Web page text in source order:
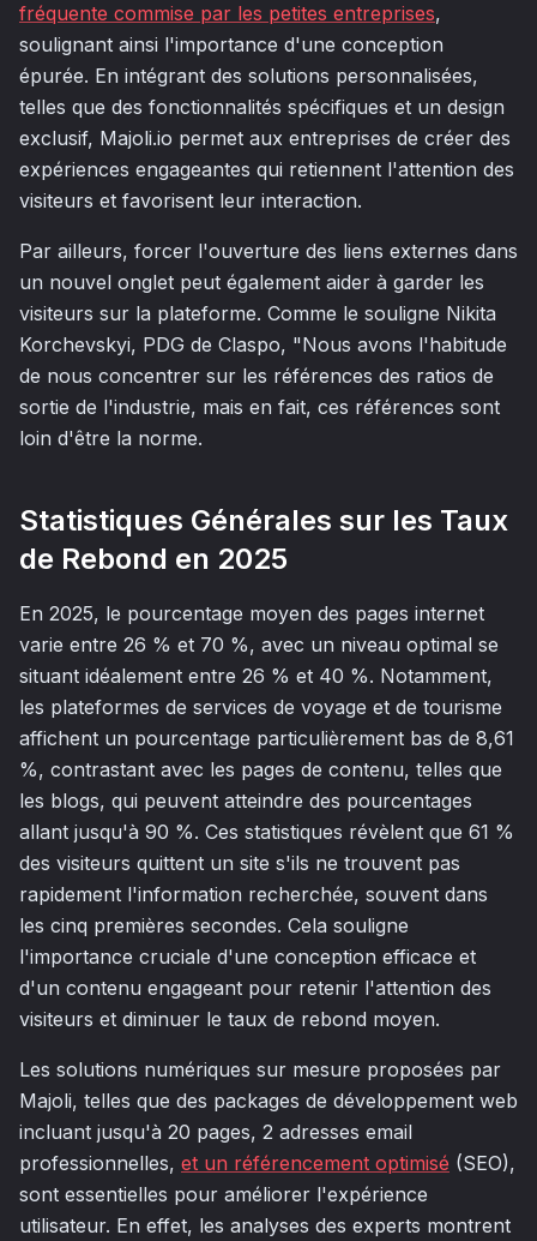
fréquente commise par les petites entreprises,
soulignant ainsi l'importance d'une conception
épurée. En intégrant des solutions personnalisées,
telles que des fonctionnalités spécifiques et un design
exclusif, Majoli.io permet aux entreprises de créer des
expériences engageantes qui retiennent l'attention des
visiteurs et favorisent leur interaction.
Par ailleurs, forcer l'ouverture des liens externes dans
un nouvel onglet peut également aider à garder les
visiteurs sur la plateforme. Comme le souligne Nikita
Korchevskyi, PDG de Claspo, "Nous avons l'habitude
de nous concentrer sur les références des ratios de
sortie de l'industrie, mais en fait, ces références sont
loin d'être la norme.
Statistiques Générales sur les Taux
de Rebond en 2025
En 2025, le pourcentage moyen des pages internet
varie entre 26 % et 70 %, avec un niveau optimal se
situant idéalement entre 26 % et 40 %. Notamment,
les plateformes de services de voyage et de tourisme
affichent un pourcentage particulièrement bas de 8,61
%, contrastant avec les pages de contenu, telles que
les blogs, qui peuvent atteindre des pourcentages
allant jusqu'à 90 %. Ces statistiques révèlent que 61 %
des visiteurs quittent un site s'ils ne trouvent pas
rapidement l'information recherchée, souvent dans
les cinq premières secondes. Cela souligne
l'importance cruciale d'une conception efficace et
d'un contenu engageant pour retenir l'attention des
visiteurs et diminuer le taux de rebond moyen.
Les solutions numériques sur mesure proposées par
Majoli, telles que des packages de développement web
incluant jusqu'à 20 pages, 2 adresses email
professionnelles, et un référencement optimisé (SEO),
sont essentielles pour améliorer l'expérience
utilisateur. En effet, les analyses des experts montrent